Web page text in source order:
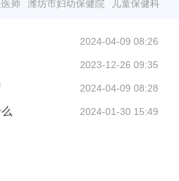
师 潍坊市妇幼保健院 儿童保健科
2024-04-09 08:26
2023-12-26 09:35
2024-04-09 08:28
2024-01-30 15:49